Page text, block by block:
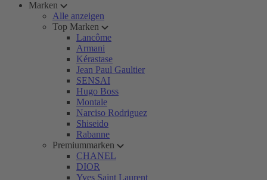
Marken
Alle anzeigen
Top Marken
Lancôme
Armani
Kérastase
Jean Paul Gaultier
SENSAI
Hugo Boss
Montale
Narciso Rodriguez
Shiseido
Rabanne
Premiummarken
CHANEL
DIOR
Yves Saint Laurent